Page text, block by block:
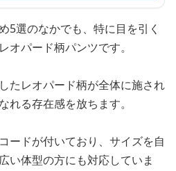
5選のなかでも、特に目を引く
オパード柄パンツです。
たレオパード柄が全体に施され
れる存在感を放ちます。
ードが付いており、サイズを自
い体型の方にも対応していま